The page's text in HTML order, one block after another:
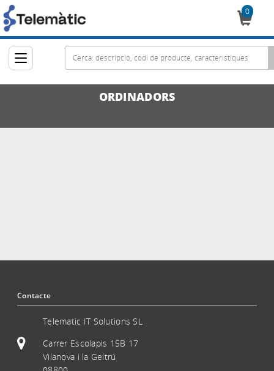
0
ORDINADORS
Contacte
Telematic IT Solutions SL
Carrer Escolapis 15B 17
Vilanova i la Geltrú